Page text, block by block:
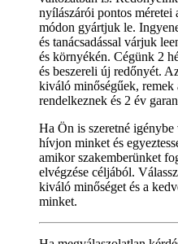
nyílászárói pontos méretei
módon gyártjuk le.
és tanácsadással várjuk
és környékén. Cégünk 2
és beszereli új redőnyét.
kiváló minőségűek, remek
rendelkeznek és 2 év
Ha Ön is szeretné
hívjon minket és
amikor szakemberünket
elvégzése céljából.
kiváló minőséget és a
minket.